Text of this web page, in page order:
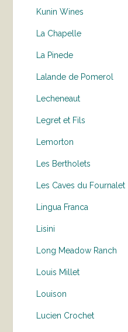
Kunin Wines
La Chapelle
La Pinede
Lalande de Pomerol
Lecheneaut
Legret et Fils
Lemorton
Les Bertholets
Les Caves du Fournalet
Lingua Franca
Lisini
Long Meadow Ranch
Louis Millet
Louison
Lucien Crochet